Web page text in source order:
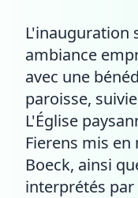
L'inauguration
ambiance
avec une
paroisse,
L'Église
Fierens mis
Boeck, ainsi
interprétés par